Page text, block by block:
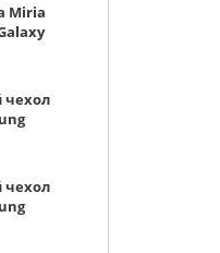
Miria
чехол
чехол